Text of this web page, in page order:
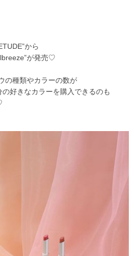
から
が発売♡
の種類やカラーの数が
好きなカラーを購入できるのも